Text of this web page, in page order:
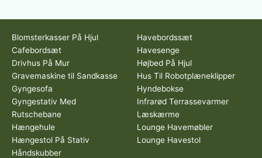
Blomsterkasser På Hjul
Cafebordsæt
Drivhus På Mur
Gravemaskine til Sandkasse
Gyngesofa
Gyngestativ Med
Rutschebane
Hængehule
Hængestol På Stativ
Håndskubber
Havebordssæt
Havesenge
Højbed På Hjul
Hus Til Robotplæneklipper
Hyndebokse
Infrarød Terrassevarmer
Læskærme
Lounge Havemøbler
Lounge Havestol